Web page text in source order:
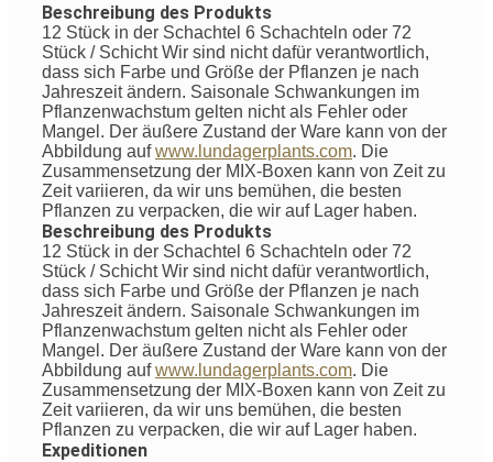
Beschreibung des Produkts
12 Stück in der Schachtel 6 Schachteln oder 72
Stück / SchichtWir sind nicht dafür verantwortlich,
dass sich Farbe und Größe der Pflanzen je nach
Jahreszeit ändern. Saisonale Schwankungen im
Pflanzenwachstum gelten nicht als Fehler oder
Mangel. Der äußere Zustand der Ware kann von der
Abbildung aufwww.lundagerplants.com. Die
Zusammensetzung der MIX-Boxen kann von Zeit zu
Zeit variieren, da wir uns bemühen, die besten
Pflanzen zu verpacken, die wir auf Lager haben.
Beschreibung des Produkts
12 Stück in der Schachtel 6 Schachteln oder 72
Stück / SchichtWir sind nicht dafür verantwortlich,
dass sich Farbe und Größe der Pflanzen je nach
Jahreszeit ändern. Saisonale Schwankungen im
Pflanzenwachstum gelten nicht als Fehler oder
Mangel. Der äußere Zustand der Ware kann von der
Abbildung aufwww.lundagerplants.com. Die
Zusammensetzung der MIX-Boxen kann von Zeit zu
Zeit variieren, da wir uns bemühen, die besten
Pflanzen zu verpacken, die wir auf Lager haben.
Expeditionen